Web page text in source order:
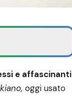
e affascinanti
oggi usato